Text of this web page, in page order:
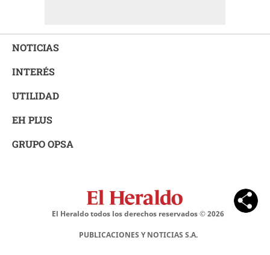
NOTICIAS
INTERÉS
UTILIDAD
EH PLUS
GRUPO OPSA
El Heraldo todos los derechos reservados ©2026
PUBLICACIONES Y NOTICIAS S.A.